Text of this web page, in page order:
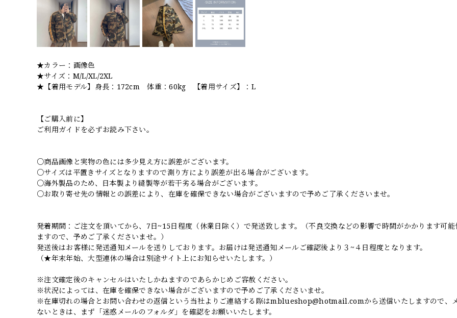
★カラー：画像色
★サイズ：M/L/XL/2XL
★【着用モデル】身長：172cm 体重：60kg 【着用サイズ】：L
【ご購入前に】
ご利用ガイドを必ずお読み下さい。
○商品画像と実物の色には多少見え方に誤差がございます。
○サイズは平置きサイズとなりますので測り方により誤差が出る場合がございます。
○海外製品のため、日本製より縫製等が若干劣る場合がございます。
○お取り寄せ先の情報との誤差により、在庫を確保できない場合がございますので予めご了承くださいませ。
発着期間：ご注文を頂いてから、7日~15日程度（休業日除く）で発送致します。（不良交換などの影響で時間がかかります可能
ますので、予めご了承くださいませ。）
発送後はお客様に発送通知メールを送りしております。お届けは発送通知メールご確認後より３~４日程度となります。
（★年末年始、大型連休の場合は別途サイト上にお知らせいたします。）
※注文確定後のキャンセルはいたしかねますのであらかじめご容赦ください。
※状況によっては、在庫を確保できない場合がございますので予めご了承くださいませ。
※在庫切れの場合とお問い合わせの返信という当社よりご連絡する際はmblueshop@hotmail.comから送信いたしますので、
ないときは、まず「迷惑メールのフォルダ」を確認をお願いいたします。